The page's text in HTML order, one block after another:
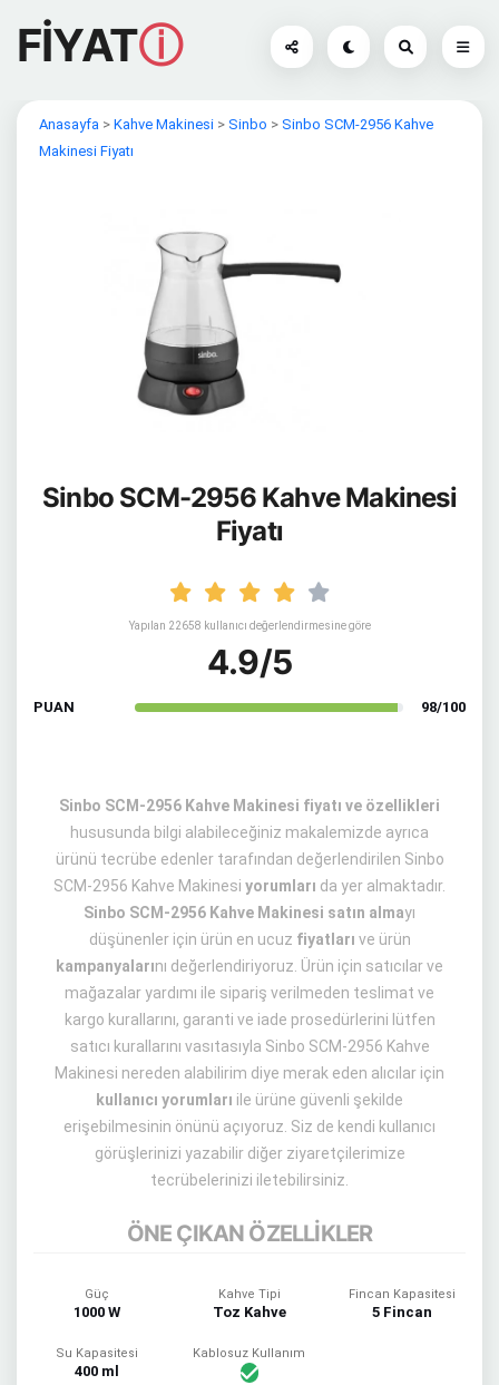
FİYATⓘ
Anasayfa > Kahve Makinesi > Sinbo > Sinbo SCM-2956 Kahve
Makinesi Fiyatı
Sinbo SCM-2956 Kahve Makinesi
Fiyatı
Yapılan 22658 kullanıcı değerlendirmesine göre
4.9/5
PUAN 98/100
Sinbo SCM-2956 Kahve Makinesi fiyatı ve özellikleri
hususunda bilgi alabileceğiniz makalemizde ayrıca
ürünü tecrübe edenler tarafından değerlendirilen Sinbo
SCM-2956 Kahve Makinesi yorumları da yer almaktadır.
Sinbo SCM-2956 Kahve Makinesi satın almayı
düşünenler için ürün en ucuz fiyatları ve ürün
kampanyalarını değerlendiriyoruz. Ürün için satıcılar ve
mağazalar yardımı ile sipariş verilmeden teslimat ve
kargo kurallarını, garanti ve iade prosedürlerini lütfen
satıcı kurallarını vasıtasıyla Sinbo SCM-2956 Kahve
Makinesi nereden alabilirim diye merak eden alıcılar için
kullanıcı yorumları ile ürüne güvenli şekilde
erişebilmesinin önünü açıyoruz. Siz de kendi kullanıcı
görüşlerinizi yazabilir diğer ziyaretçilerimize
tecrübelerinizi iletebilirsiniz.
ÖNE ÇIKAN ÖZELLİKLER
Güç
1000 W
Kahve Tipi
Toz Kahve
Fincan Kapasitesi
5 Fincan
Su Kapasitesi
400 ml
Kablosuz Kullanım